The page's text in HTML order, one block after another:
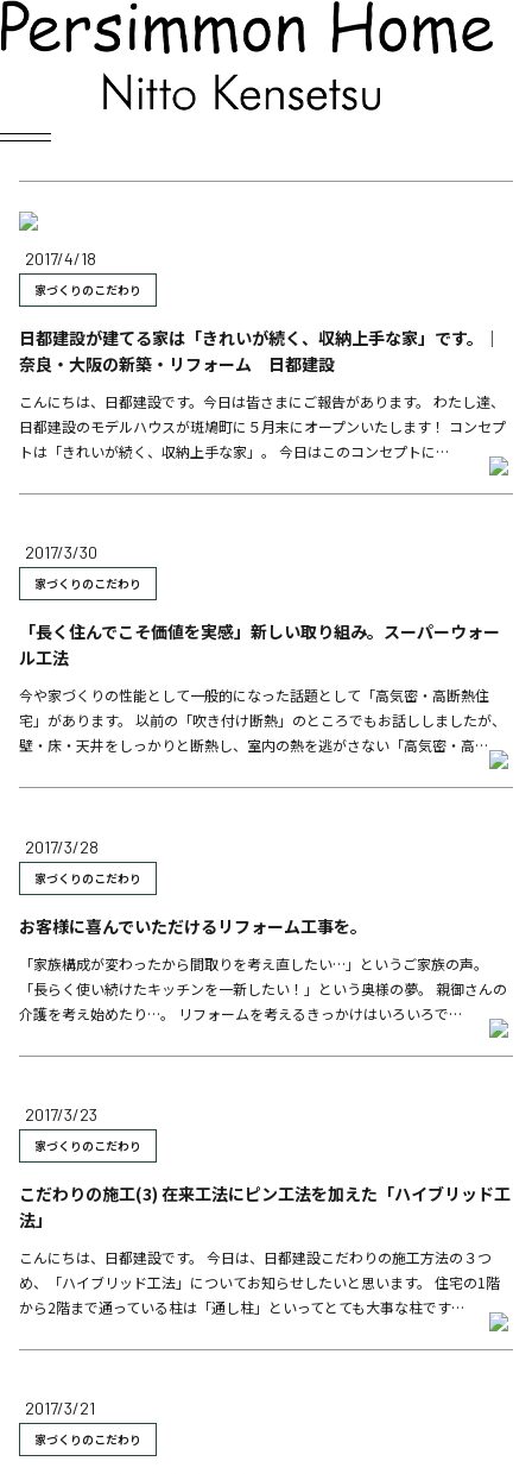
Blog家づくりのこだわり
2017/4/18
家づくりのこだわり
日都建設が建てる家は「きれいが続く、収納上手な家」です。｜
奈良・大阪の新築・リフォーム 日都建設
こんにちは、日都建設です。今日は皆さまにご報告があります。 わたし達、
日都建設のモデルハウスが斑鳩町に５月末にオープンいたします！ コンセプ
トは「きれいが続く、収納上手な家」。 今日はこのコンセプトに…
2017/3/30
家づくりのこだわり
「長く住んでこそ価値を実感」新しい取り組み。スーパーウォー
ル工法
今や家づくりの性能として一般的になった話題として「高気密・高断熱住
宅」があります。 以前の「吹き付け断熱」のところでもお話ししましたが、
壁・床・天井をしっかりと断熱し、室内の熱を逃がさない「高気密・高…
2017/3/28
家づくりのこだわり
お客様に喜んでいただけるリフォーム工事を。
「家族構成が変わったから間取りを考え直したい…」というご家族の声。
「長らく使い続けたキッチンを一新したい！」という奥様の夢。 親御さんの
介護を考え始めたり…。 リフォームを考えるきっかけはいろいろで…
2017/3/23
家づくりのこだわり
こだわりの施工(3) 在来工法にピン工法を加えた「ハイブリッド工
法」
こんにちは、日都建設です。 今日は、日都建設こだわりの施工方法の３つ
め、「ハイブリッド工法」についてお知らせしたいと思います。 住宅の1階
から2階まで通っている柱は「通し柱」といってとても大事な柱です…
2017/3/21
家づくりのこだわり